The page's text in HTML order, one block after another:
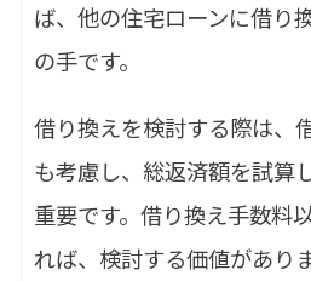
ば、他の住宅ローンに借り
の手です。
借り換えを検討する際は、
も考慮し、総返済額を試算
重要です。借り換え手数料
れば、検討する価値がありま